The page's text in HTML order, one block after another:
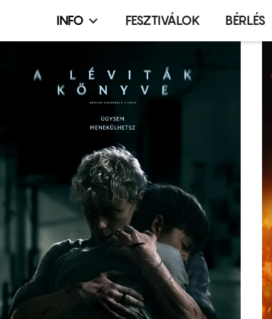
Infó,
terembérlés
menü
INFO FESZTIVÁLOK BÉRLÉS